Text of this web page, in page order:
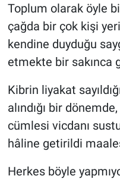
Toplum olarak öyle
çağda bir çok kişi
kendine duyduğu
etmekte bir sakınca
Kibrin liyakat
alındığı bir
cümlesi vicdanı
hâline getirildi
Herkes böyle